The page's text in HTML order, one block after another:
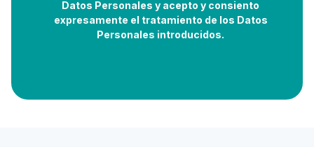
Datos Personales y acepto y consiento
expresamente el tratamiento de los Datos
Personales introducidos.